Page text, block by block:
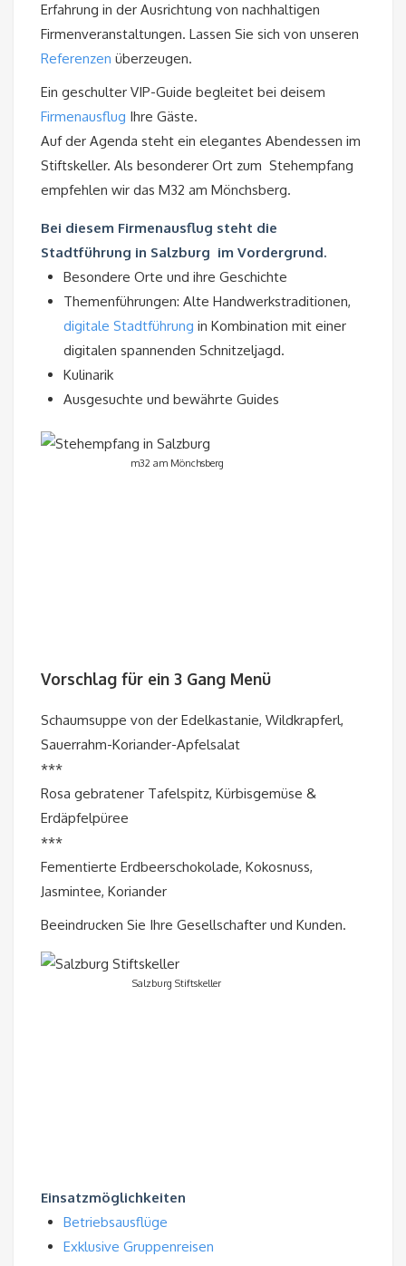
Erfahrung in der Ausrichtung von nachhaltigen
Firmenveranstaltungen. Lassen Sie sich von unseren
Referenzen überzeugen.
Ein geschulter VIP-Guide begleitet bei deisem
Firmenausflug Ihre Gäste.
Auf der Agenda steht ein elegantes Abendessen im
Stiftskeller. Als besonderer Ort zum Stehempfang
empfehlen wir das M32 am Mönchsberg.
Bei diesem Firmenausflug steht die
Stadtführung in Salzburg im Vordergrund.
Besondere Orte und ihre Geschichte
Themenführungen: Alte Handwerkstraditionen,
digitale Stadtführung in Kombination mit einer
digitalen spannenden Schnitzeljagd.
Kulinarik
Ausgesuchte und bewährte Guides
m32 am Mönchsberg
Vorschlag für ein 3 Gang Menü
Schaumsuppe von der Edelkastanie, Wildkrapferl,
Sauerrahm-Koriander-Apfelsalat
***
Rosa gebratener Tafelspitz, Kürbisgemüse &
Erdäpfelpüree
***
Fementierte Erdbeerschokolade, Kokosnuss,
Jasmintee, Koriander
Beeindrucken Sie Ihre Gesellschafter und Kunden.
Salzburg Stiftskeller
Einsatzmöglichkeiten
Betriebsausflüge
Exklusive Gruppenreisen